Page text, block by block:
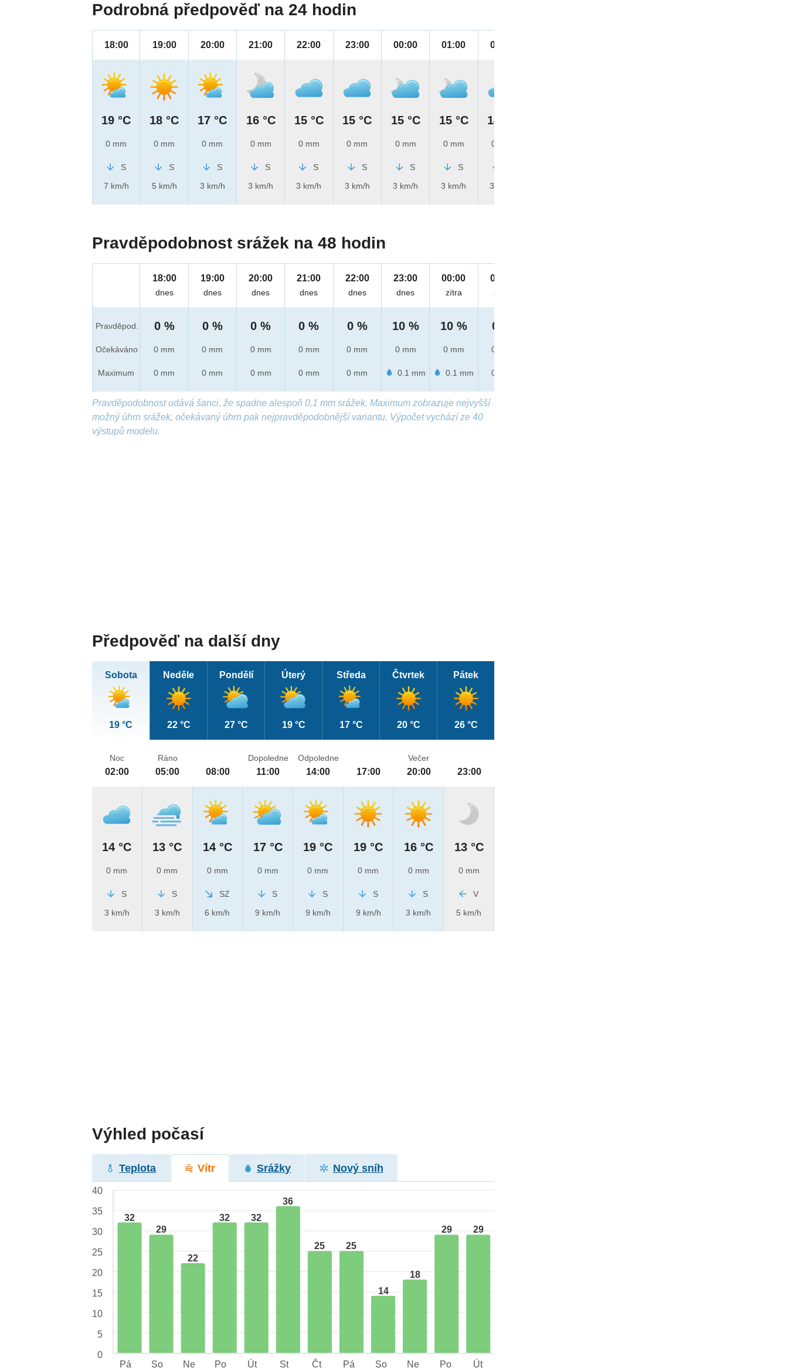
Podrobná předpověď na 24 hodin
18:00
19 °C
0 mm
S
7 km/h
19:00
18 °C
0 mm
S
5 km/h
20:00
17 °C
0 mm
S
3 km/h
21:00
16 °C
0 mm
S
3 km/h
22:00
15 °C
0 mm
S
3 km/h
23:00
15 °C
0 mm
S
3 km/h
00:00
15 °C
0 mm
S
3 km/h
01:00
15 °C
0 mm
S
3 km/h
02:00
14 °C
0 mm
3 km/h
Pravděpodobnost srážek na 48 hodin
Pravděpod.
Očekáváno
Maximum
18:00
dnes
0 %
0 mm
0 mm
19:00
dnes
0 %
0 mm
0 mm
20:00
dnes
0 %
0 mm
0 mm
21:00
dnes
0 %
0 mm
0 mm
22:00
dnes
0 %
0 mm
0 mm
23:00
dnes
10 %
0 mm
0.1 mm
00:00
zítra
10 %
0 mm
0.1 mm
01:00
zítra
0 %
0 mm
0 mm
Pravděpodobnost udává šanci, že spadne alespoň 0,1 mm srážek. Maximum zobrazuje nejvyšší
možný úhrn srážek, očekávaný úhrn pak nejpravděpodobnější variantu. Výpočet vychází ze 40
výstupů modelu.
Předpověď na další dny
Sobota
19 °C
Neděle
22 °C
Pondělí
27 °C
Úterý
19 °C
Středa
17 °C
Čtvrtek
20 °C
Pátek
26 °C
Noc
02:00
14 °C
0 mm
S
3 km/h
Ráno
05:00
13 °C
0 mm
S
3 km/h
08:00
14 °C
0 mm
SZ
6 km/h
Dopoledne
11:00
17 °C
0 mm
S
9 km/h
Odpoledne
14:00
19 °C
0 mm
S
9 km/h
17:00
19 °C
0 mm
S
9 km/h
Večer
20:00
16 °C
0 mm
S
3 km/h
23:00
13 °C
0 mm
V
5 km/h
Výhled počasí
Teplota Vítr Srážky Nový sníh
32
29
22
32 32
36
25 25
14
18
29 29
40
35
30
25
20
15
10
5
0
Pá
So Ne Po Út St Čt Pá So Ne Po Út